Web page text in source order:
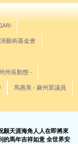
藝術基金會
州長動態 -
馬惠美 - 麻州眾議員
願天涯海角人人在即將來
的馬年吉祥如意 全世界安